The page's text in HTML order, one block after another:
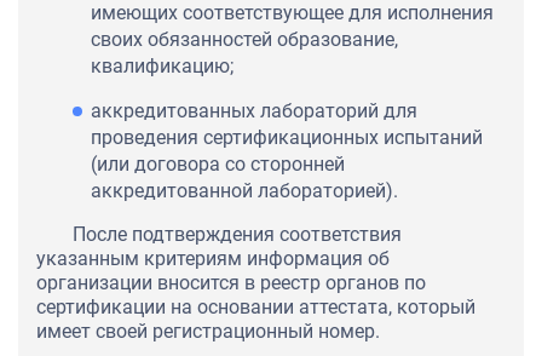
имеющих соответствующее для исполнения
своих обязанностей образование,
квалификацию;
аккредитованных лабораторий для
проведения сертификационных испытаний
(или договора со сторонней
аккредитованной лабораторией).
После подтверждения соответствия
указанным критериям информация об
организации вносится в реестр органов по
сертификации на основании аттестата, который
имеет своей регистрационный номер.